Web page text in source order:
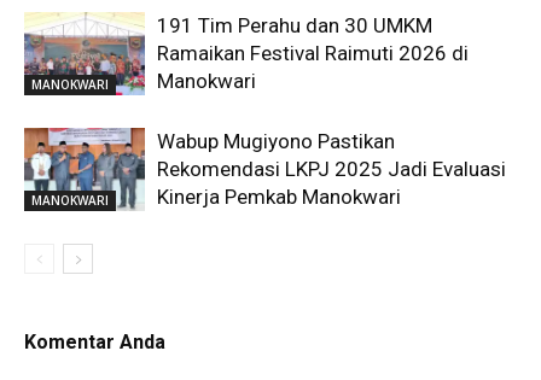
MANOKWARI
191 Tim Perahu dan 30 UMKM
Ramaikan Festival Raimuti 2026 di
Manokwari
MANOKWARI
Wabup Mugiyono Pastikan
Rekomendasi LKPJ 2025 Jadi Evaluasi
Kinerja Pemkab Manokwari
Komentar Anda